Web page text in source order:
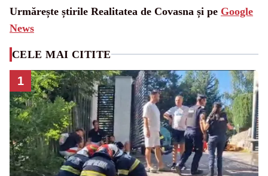
Urmărește știrile Realitatea de Covasna și pe Google
News
CELE MAI CITITE
1